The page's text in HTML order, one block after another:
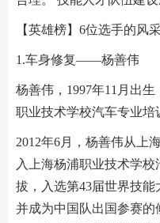
【英雄榜】6位选手的风
1.车身修复——杨善伟
杨善伟，1997年11月出
职业技术学校汽车专业培
2012年6月，杨善伟从上
入上海杨浦职业技术学
拔，入选第43届世界技能
并成为中国队出国参赛的